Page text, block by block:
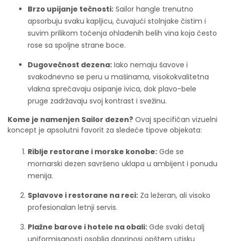
Brzo upijanje tečnosti: Sailor hangle trenutno
apsorbuju svaku kapljicu, čuvajući stolnjake čistim i
suvim prilikom točenja ohlađenih belih vina koja često
rose sa spoljne strane boce.
Dugovečnost dezena: Iako nemaju šavove i
svakodnevno se peru u mašinama, visokokvalitetna
vlakna sprečavaju osipanje ivica, dok plavo-bele
pruge zadržavaju svoj kontrast i svežinu.
Kome je namenjen Sailor dezen? Ovaj specifičan vizuelni
koncept je apsolutni favorit za sledeće tipove objekata:
Riblje restorane i morske konobe: Gde se
mornarski dezen savršeno uklapa u ambijent i ponudu
menija.
Splavove i restorane na reci: Za ležeran, ali visoko
profesionalan letnji servis.
Plažne barove i hotele na obali: Gde svaki detalj